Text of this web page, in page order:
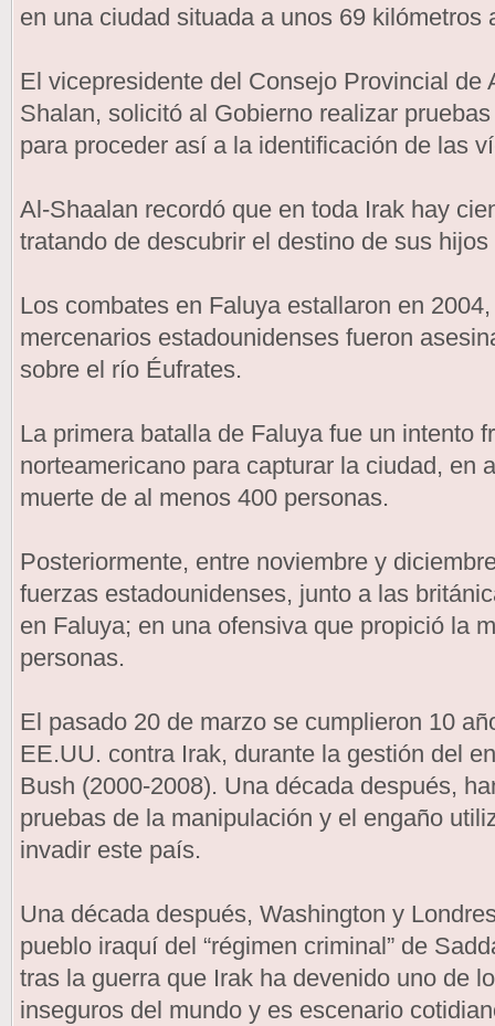
en una ciudad situada a unos 69
El vicepresidente del Consejo Provincial de
Shalan, solicitó al Gobierno realizar
para proceder así a la identificación de las
Al-Shaalan recordó que en toda Irak hay
tratando de descubrir el destino de sus
Los combates en Faluya estallaron en
mercenarios estadounidenses fueron
sobre el río Éufrates.
La primera batalla de Faluya fue un intento
norteamericano para capturar la ciudad, en
muerte de al menos 400 personas.
Posteriormente, entre noviembre y
fuerzas estadounidenses, junto a las
en Faluya; en una ofensiva que propició la
personas.
El pasado 20 de marzo se cumplieron 10
EE.UU. contra Irak, durante la gestión del
Bush (2000-2008). Una década después,
pruebas de la manipulación y el engaño
invadir este país.
Una década después, Washington y
pueblo iraquí del “régimen criminal” de
tras la guerra que Irak ha devenido uno de
inseguros del mundo y es escenario